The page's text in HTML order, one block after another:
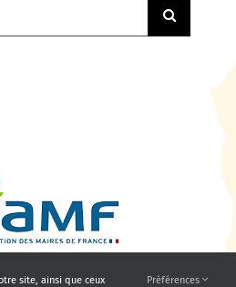
site, ainsi que ceux Préférences